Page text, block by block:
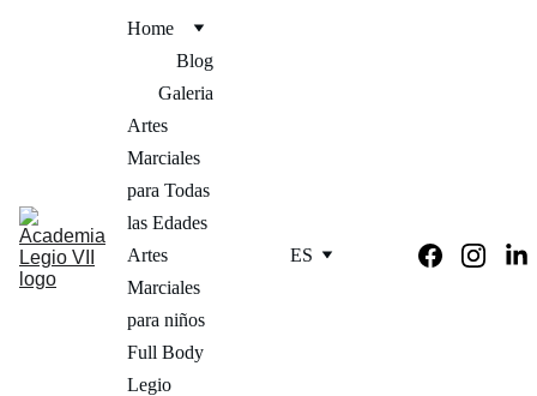
Home
Blog
Galeria
Artes
Marciales
para Todas
las Edades
Artes
Marciales
para niños
Full Body
Legio
ES